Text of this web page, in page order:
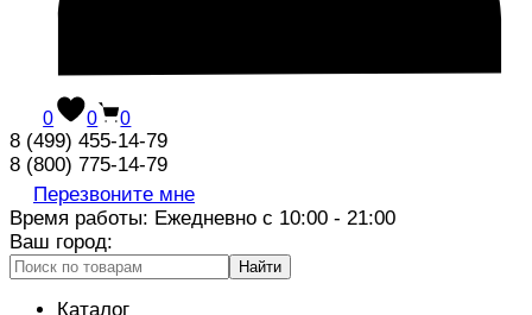
0 0 0
8 (499) 455-14-79
8 (800) 775-14-79
Перезвоните мне
Время работы: Ежедневно с 10:00 - 21:00
Ваш город:
Найти
Каталог